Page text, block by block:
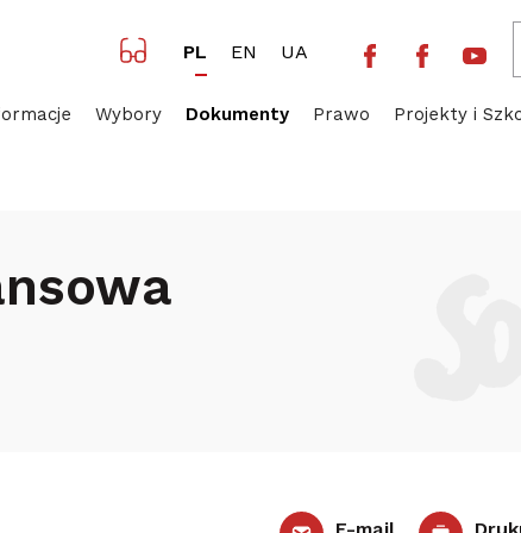
PL EN UA Facebook
Wybory Dokumenty Prawo Projekty i